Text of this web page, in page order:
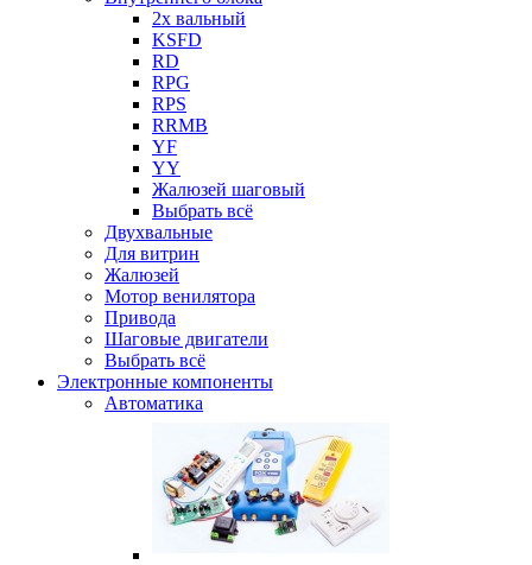
2х вальный
KSFD
RD
RPG
RPS
RRMB
YF
YY
Жалюзей шаговый
Выбрать всё
Двухвальные
Для витрин
Жалюзей
Мотор венилятора
Привода
Шаговые двигатели
Выбрать всё
Электронные компоненты
Автоматика